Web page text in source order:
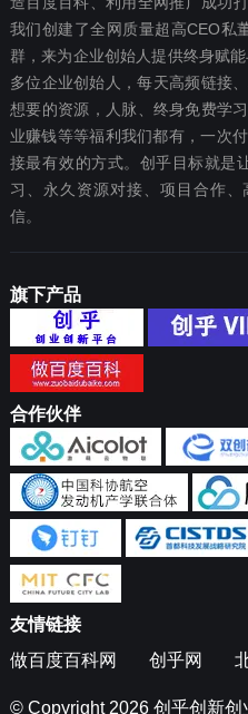
我们创建了全网质量超高CEO私
群，来为企业创始人提供终身赋
多位企业创始人，每天高频链接
想要‬的资源，人脉、终身免费学
业赚钱等等福利我们都‬有，一次
接最有效‬的方式。创乎目标就是
习、永久资源对接、项目合作、
信。
旗下产品
合作伙伴
友情链接
做百度百科网
创乎网
© Copyright 2026 创乎创新创